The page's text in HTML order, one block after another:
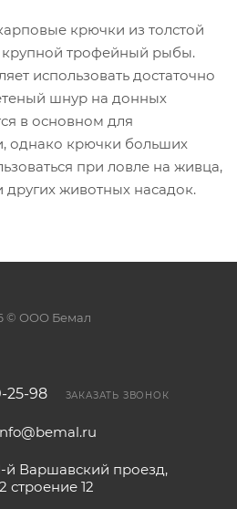
крючки из толстой
трофейный рыбы.
использовать достаточно
шнур на донных
в основном для
однако крючки больших
при ловле на живца,
животных насадок.
© ООО Бемал
25-98 ЗАКАЗАТЬ ЗВОНОК
й Варшавский проезд,
2 строение 12